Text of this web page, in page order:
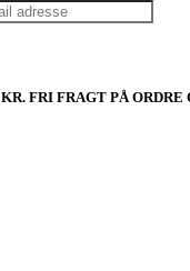
FRI FRAGT PÅ ORDRE